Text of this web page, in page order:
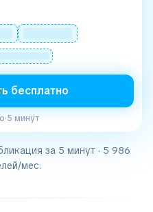
бесплатно
·5 минут
за 5 минут · 5 986
мес.